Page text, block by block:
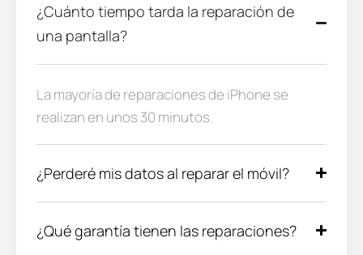
¿Cuánto tiempo tarda la reparación de
una pantalla?
La mayoría de reparaciones de iPhone se
realizan en unos 30 minutos.
¿Perderé mis datos al reparar el móvil?
¿Qué garantía tienen las reparaciones?